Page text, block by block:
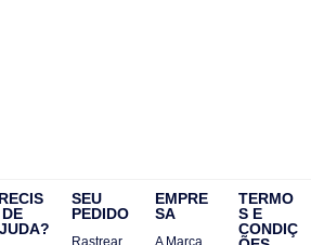
SEU
PEDIDO
EMPRE
SA
TERMO
S E
CONDIÇ